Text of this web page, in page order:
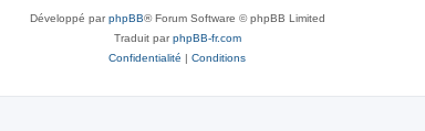
Développé parphpBB® Forum Software © phpBB Limited
Traduit parphpBB-fr.com
Confidentialité | Conditions